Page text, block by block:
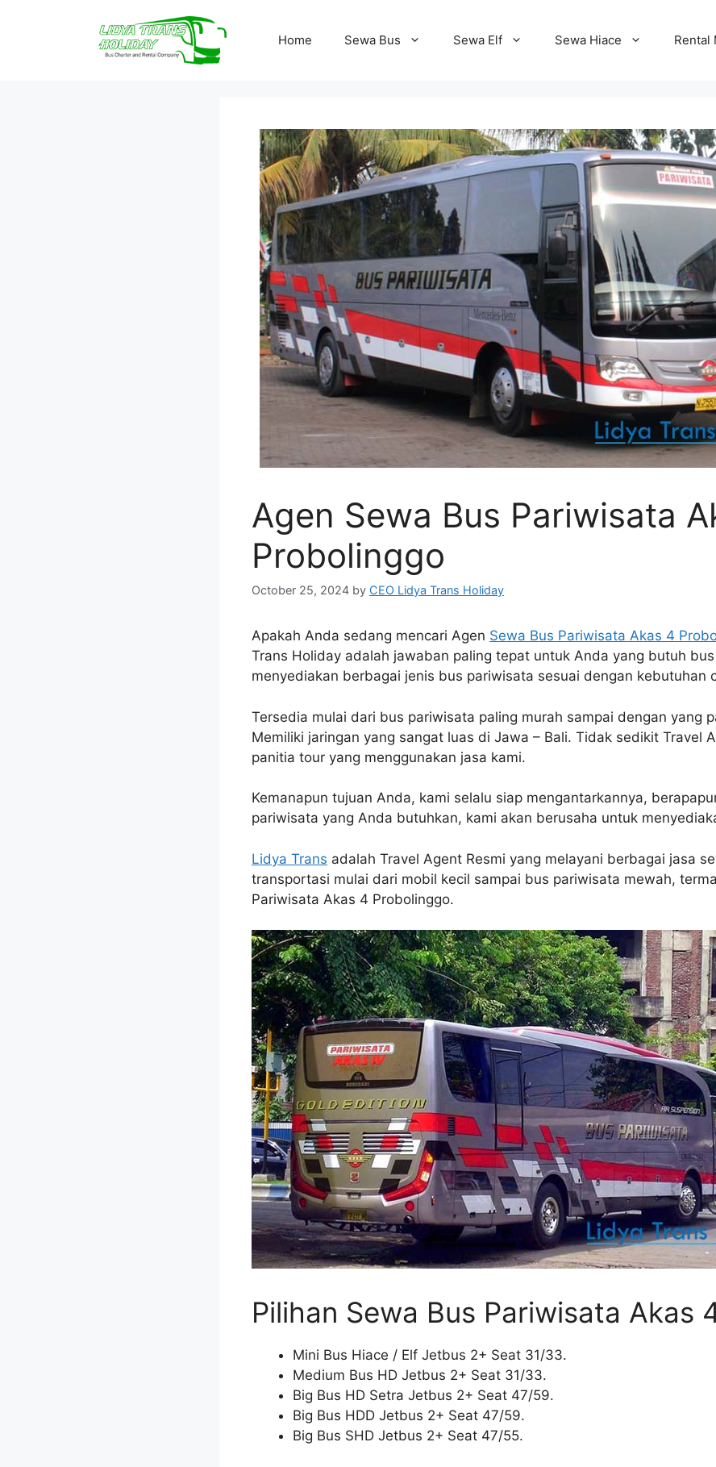
Home Sewa Bus Sewa Elf Sewa Hiace Rental
Agen Sewa Bus Pariwisata
Probolinggo
October 25, 2024 by CEO Lidya Trans Holiday
Apakah Anda sedang mencari Agen Sewa Bus Pariwisata Akas 4
Trans Holiday adalah jawaban paling tepat untuk Anda yang butuh
menyediakan berbagai jenis bus pariwisata sesuai dengan kebutuhan
Tersedia mulai dari bus pariwisata paling murah sampai dengan yang
Memiliki jaringan yang sangat luas di Jawa – Bali. Tidak sedikit Travel
panitia tour yang menggunakan jasa kami.
Kemanapun tujuan Anda, kami selalu siap mengantarkannya,
pariwisata yang Anda butuhkan, kami akan berusaha untuk
Lidya Trans adalah Travel Agent Resmi yang melayani berbagai jasa
transportasi mulai dari mobil kecil sampai bus pariwisata mewah,
Pariwisata Akas 4 Probolinggo.
Pilihan Sewa Bus Pariwisata Akas
Mini Bus Hiace / Elf Jetbus 2+ Seat 31/33.
Medium Bus HD Jetbus 2+ Seat 31/33.
Big Bus HD Setra Jetbus 2+ Seat 47/59.
Big Bus HDD Jetbus 2+ Seat 47/59.
Big Bus SHD Jetbus 2+ Seat 47/55.